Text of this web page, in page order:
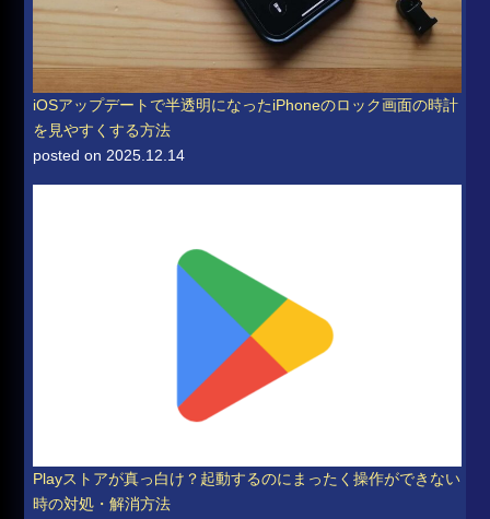
iOSアップデートで半透明になったiPhoneのロック画面の時計
を見やすくする方法
posted on 2025.12.14
Playストアが真っ白け？起動するのにまったく操作ができない
時の対処・解消方法